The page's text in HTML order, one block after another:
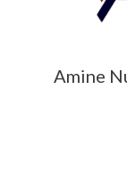
Amine